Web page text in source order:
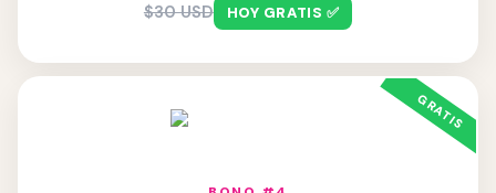
$30 USD HOY GRATIS ✅